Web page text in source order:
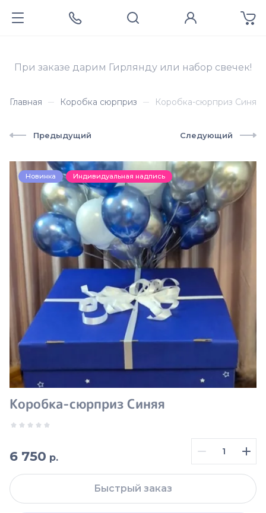
При заказе дарим Гирлянду или набор свечек!
Главная Коробка сюрприз Коробка-сюрприз Синяя
Предыдущий Следующий
Новинка Индивидуальная надпись
Коробка-сюрприз Синяя
6 750 р.
Быстрый заказ